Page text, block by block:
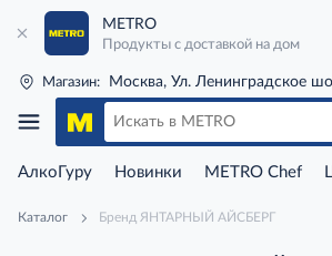
METRO
Продукты с доставкой на дом
Магазин: Москва, Ул. Ленинградское
АлкоГуру Новинки METRO Chef
Каталог Бренд ЯНТАРНЫЙ АЙСБЕРГ